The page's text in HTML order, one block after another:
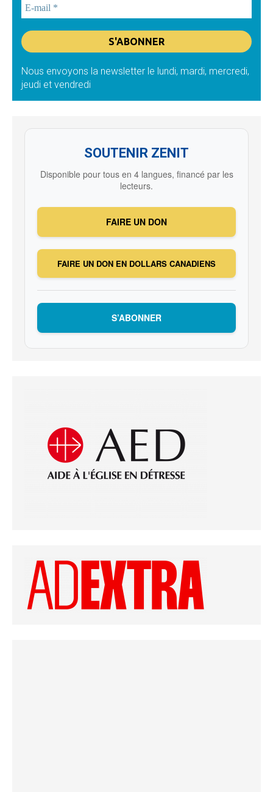
Nous envoyons la newsletter le lundi, mardi, mercredi,
jeudi et vendredi
SOUTENIR ZENIT
Disponible pour tous en 4 langues, financé par les
lecteurs.
FAIRE UN DON
FAIRE UN DON EN DOLLARS CANADIENS
S’ABONNER